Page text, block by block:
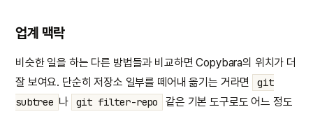
업계 맥락
비슷한 일을 하는 다른 방법들과 비교하면 Copybara의 위치가 더
잘 보여요. 단순히 저장소 일부를 떼어내 옮기는 거라면
git
subtree 나 git filter-repo
같은 기본 도구로도 어느 정도